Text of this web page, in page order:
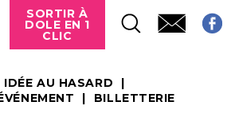
SORTIR À
DOLE EN 1
CLIC
IDÉE AU HASARD
BILLETTERIE